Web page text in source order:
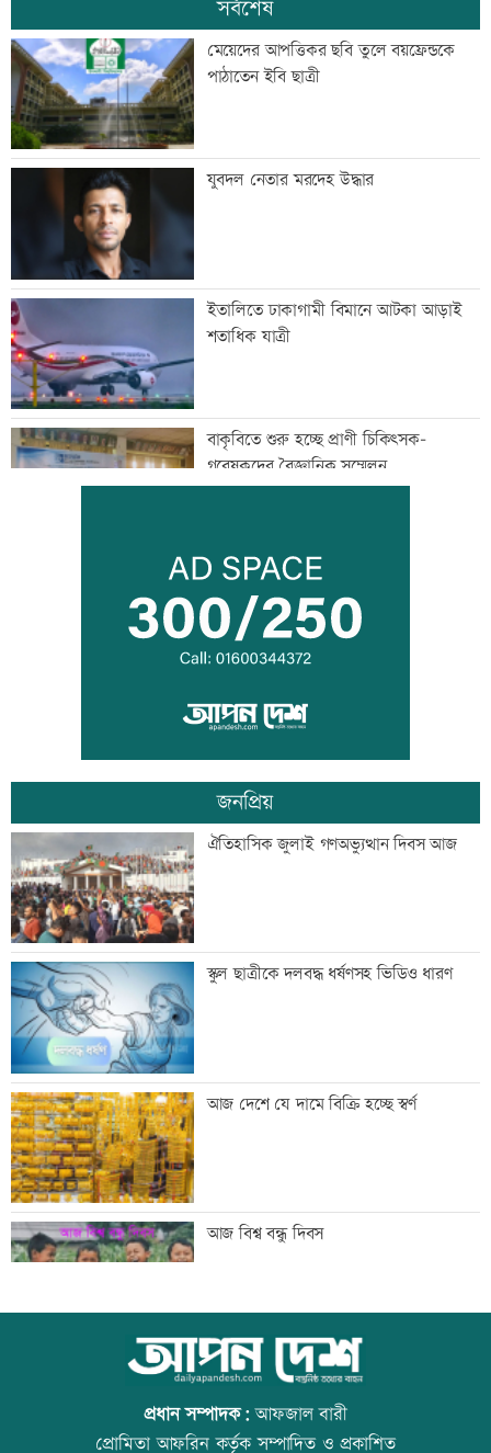
সর্বশেষ
মেয়েদের আপত্তিকর ছবি তুলে বয়ফ্রেন্ডকে
পাঠাতেন ইবি ছাত্রী
যুবদল নেতার মরদেহ উদ্ধার
ইতালিতে ঢাকাগামী বিমানে আটকা আড়াই
শতাধিক যাত্রী
বাকৃবিতে শুরু হচ্ছে প্রাণী চিকিৎসক-
গবেষকদের বৈজ্ঞানিক সম্মেলন
বন্দরে বিস্ফোরণে একই পরিবারের ৩ জন দগ্ধ
পাঁচ আর্থিক প্রতিষ্ঠান বন্ধের অনুমোদন,
রোববার প্রশাসক নিয়োগ
ঢাকা-ময়মনসিংহ রেল যোগাযোগ স্বাভাবিক
সিঙ্গাপুর থেকে এক কার্গো এলএনজি কিনবে
সরকার
মান্দায় ২৯৬ বোতলসহ দুই মাদক কারবারি
আটক
গুরুত্বপূর্ণ ব্যক্তিদের নিয়ে অপপ্রচারের বিরুদ্ধে
সতর্ক করল পুলিশ
নিরাপত্তা পেলে দেশে ফিরতে চান সাকিব
জনপ্রিয়
ঐতিহাসিক জুলাই গণঅভ্যুত্থান দিবস আজ
স্কুল ছাত্রীকে দলবদ্ধ ধর্ষণসহ ভিডিও ধারণ
আজ দেশে যে দামে বিক্রি হচ্ছে স্বর্ণ
আজ বিশ্ব বন্ধু দিবস
কোরআন-হাদিসে নামাজ না পড়ার শাস্তি
প্রধান সম্পাদক:আফজাল বারী
প্রোমিতা আফরিন কর্তৃক সম্পাদিত ও প্রকাশিত